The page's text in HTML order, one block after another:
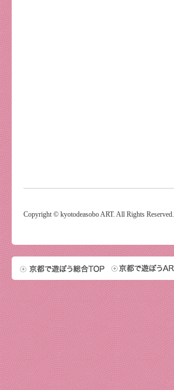
Copyright © kyotodeasobo ART. All Rights Reserved.